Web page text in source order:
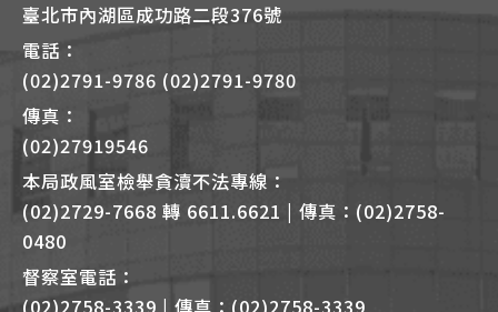
臺北市內湖區成功路二段376號
電話：
(02)2791-9786 (02)2791-9780
傳真：
(02)27919546
本局政風室檢舉貪瀆不法專線：
(02)2729-7668 轉 6611.6621 | 傳真：(02)2758-
0480
督察室電話：